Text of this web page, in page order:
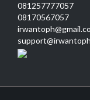
081257777057
08170567057